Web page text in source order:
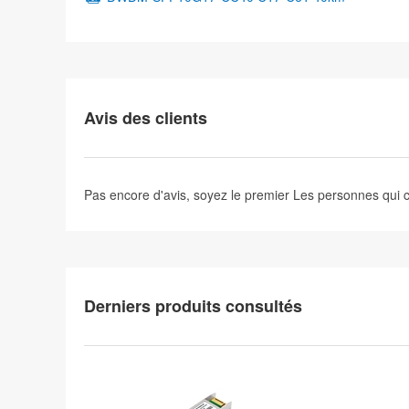
Avis des clients
Pas encore d'avis, soyez le premier Les personnes qui
Derniers produits consultés